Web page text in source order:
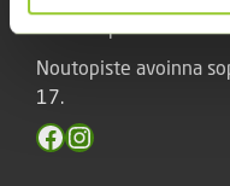
Noutopiste avoinna
17.
Facebook
Instagram